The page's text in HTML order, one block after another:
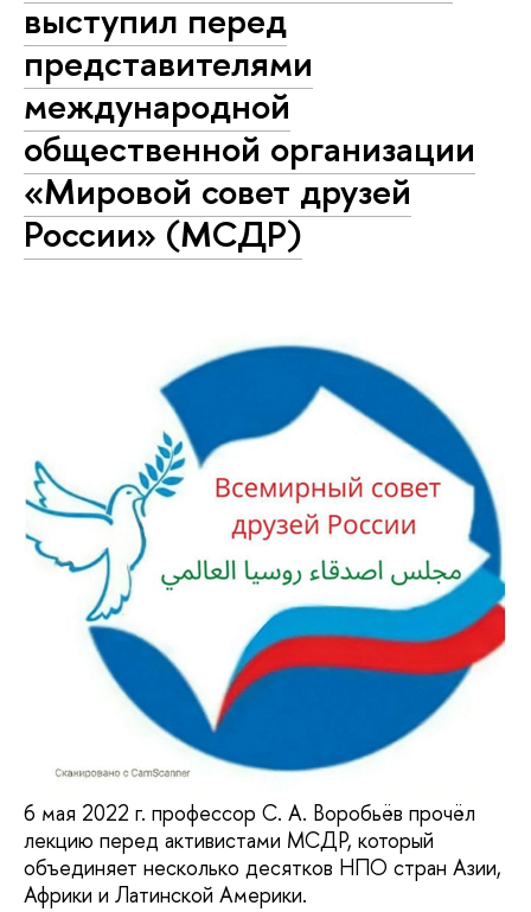
выступил перед
представителями
международной
общественной организации
«Мировой совет друзей
России» (МСДР)
6 мая 2022 г. профессор С. А. Воробьёв прочёл
лекцию перед активистами МСДР, который
объединяет несколько десятков НПО стран Азии,
Африки и Латинской Америки.